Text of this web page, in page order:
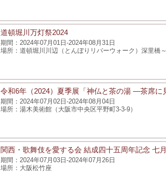
道頓堀川万灯祭2024
2024年07月01日-2024年08月31日
道頓堀川川辺（とんぼりリバーウォーク）深里橋
令和6年（2024）夏季展「神仏と茶の湯 ―茶席に
2024年07月02日-2024年08月04日
湯木美術館（大阪市中央区平野町3-3-9）
関西・歌舞伎を愛する会 結成四十五周年記念 七
2024年07月03日-2024年07月26日
大阪松竹座